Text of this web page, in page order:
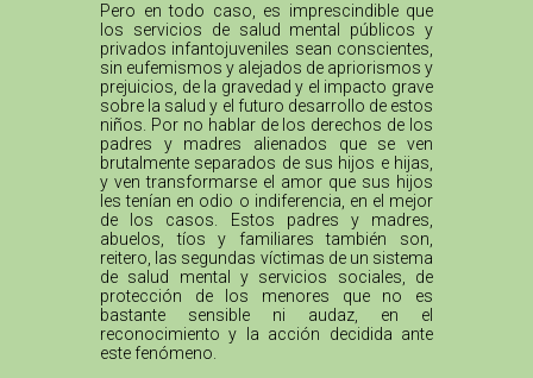
Pero en todo caso, es imprescindible que
los servicios de salud mental públicos y
privados infantojuveniles sean conscientes,
sin eufemismos y alejados de apriorismos y
prejuicios, de la gravedad y el impacto grave
sobre la salud y el futuro desarrollo de estos
niños. Por no hablar de los derechos de los
padres y madres alienados que se ven
brutalmente separados de sus hijos e hijas,
y ven transformarse el amor que sus hijos
les tenían en odio o indiferencia, en el mejor
de los casos. Estos padres y madres,
abuelos, tíos y familiares también son,
reitero, las segundas víctimas de un sistema
de salud mental y servicios sociales, de
protección de los menores que no es
bastante sensible ni audaz, en el
reconocimiento y la acción decidida ante
este fenómeno.